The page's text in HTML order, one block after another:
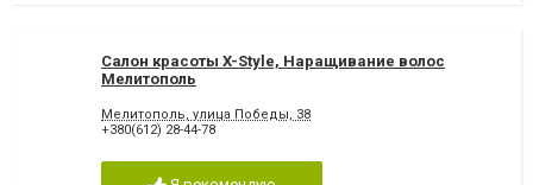
Салон красоты X-Style, Наращивание волос
Мелитополь
Мелитополь, улица Победы, 38
+380(612) 28-44-78